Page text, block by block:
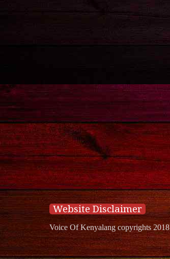
Website Disclaimer
Voice Of Kenyalang copyrights 2018